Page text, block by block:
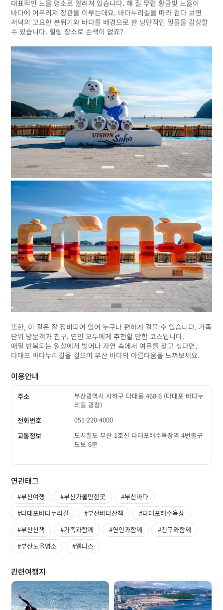
대표적인 노을 명소로 알려져 있습니다. 해 질 무렵 황금빛 노을이
바다에 어우러져 장관을 이루는데요. 바다누리길을 따라 걷다 보면
저녁의 고요한 분위기와 바다를 배경으로 한 낭만적인 일몰을 감상할
수 있습니다. 힐링 장소로 손색이 없죠?
또한, 이 길은 잘 정비되어 있어 누구나 편하게 걸을 수 있습니다. 가족
단위 방문객과 친구, 연인 모두에게 추천할 만한 코스입니다.
매일 반복되는 일상에서 벗어나 자연 속에서 여유를 찾고 싶다면,
다대포 바다누리길을 걸으며 부산 바다의 아름다움을 느껴보세요.
이용안내
주소
부산광역시 사하구 다대동 468-6 (다대포 바다누
리길 광장)
전화번호
051-220-4000
교통정보
도시철도 부산 1호선 다대포해수욕장역 4번출구
도보 6분
연관태그
#부산여행 #부산가볼만한곳
#부산바다
#다대포바다누리길
#부산바다산책
#다대포해수욕장
#부산산책
#가족과함께 #연인과함께
#친구와함께
#부산노을명소
#웰니스
관련여행지